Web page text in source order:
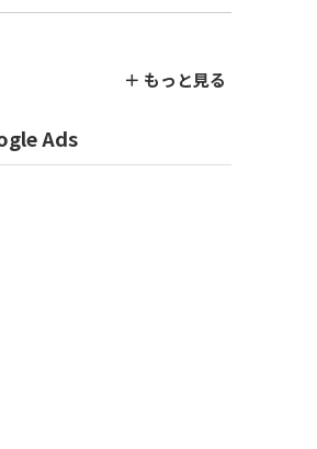
＋ もっと見る
Ads